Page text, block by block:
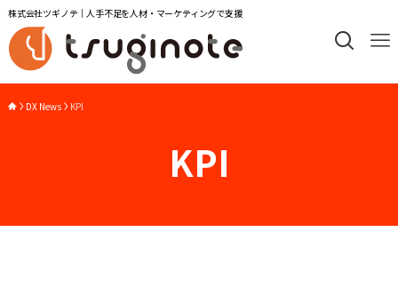
株式会社ツギノテ｜人手不足を人材・マーケティングで支援
DX News KPI
KPI